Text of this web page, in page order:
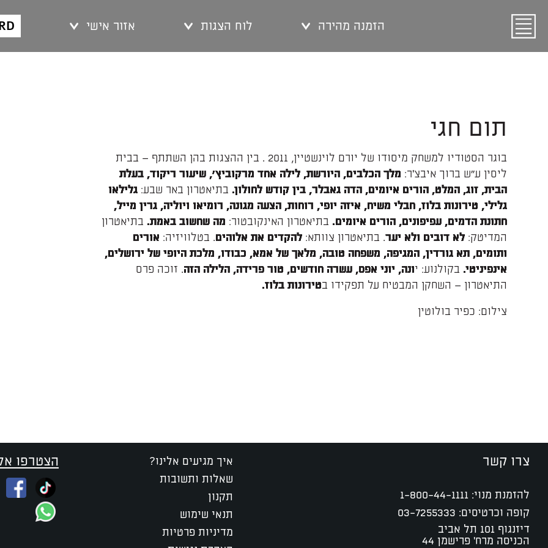
הזמנה מהירה לוח הצגות אזור אישי
תום חגי
בוגר הסטודיו למשחק מיסודו של יורם לוינשטיין, 2011 . בין ההצגות בהן השתתף – בבית
ליסין ע"ש ברוך איבצ'ר: מלך הכלבים, היורשת, לילה אחד מרקוביץ׳, שיעור ריקוד, בעלת
הבית, זוג, המלט, הורים איומים, הדה גאבלר, בין קודש לחולון. בתיאטרון באר שבע:גלילאו
גלילי, טירונות בלוז, חבלי משיח, איזה יופי, רוחות, הצעה מגונה, רומיאו ויוליה, גרין מייל,
חתונת הדמים, עפיפונים, הורים איומים. בתיאטרון האינקובטור: מה שחשוב באמת. בתיאטרון
המדיטק:לא דובים ולא יער. בתיאטרון צוותא:להקדים את אלוהים . בטלוויזיה: אורים
ותומים, תא גורדין, המגיפה, משפחה טובה, מלאך של אמא, כבודו, מלכת היופי של ירושלים,
אינפיניטי. בקולנוע: י ונה, יוני אפס, עשרה חודשים, טור פרידה, הלילה הזה. זוכה פרס
התיאטרון – השחקן המבטיח על תפקידו בטירונות בלוז.
צילום: כפיר בולוטין
צרו קשר
להזמנת מנוי: 1-800-44-1111
קופה וכרטיסים: 03-7255333
דיזנגוף 101 תל אביב
הכניסה מרח' פרישמן 44
איך מגיעים אלינו?
שאלות ותשובות
תקנון
תנאי שימוש
מדיניות פרטיות
הצטרפו